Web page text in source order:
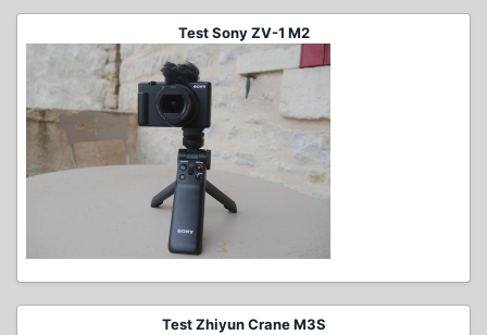
Test Sony ZV-1 M2
Test Zhiyun Crane M3S